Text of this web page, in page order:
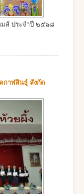
มส์ ประจำปี ๒๕๖๘
กาฬสินธุ์ สังกัด